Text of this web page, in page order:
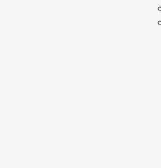
Gemeinde
Kurzportrait der
Kurzportraits